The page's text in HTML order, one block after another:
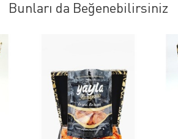
Bunları da Beğenebilirsiniz